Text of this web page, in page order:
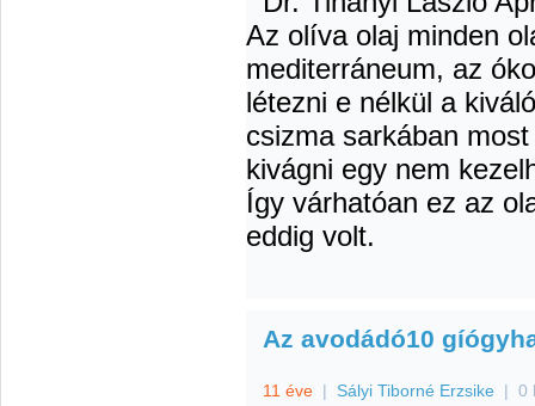
Az olíva olaj minden
mediterráneum, az
létezni e nélkül a
csizma sarkában
kivágni egy nem
Így várhatóan ez az
eddig volt.
Az avodádó10
11 éve | Sályi Tiborné Erzsike | 0